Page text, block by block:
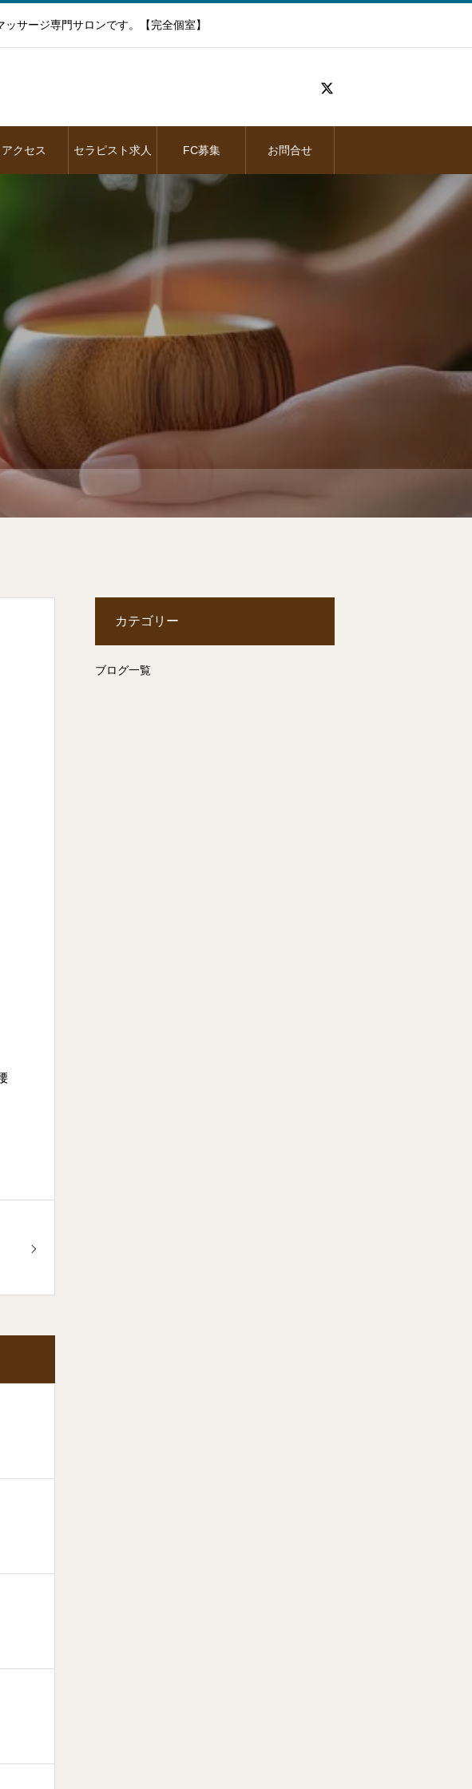
サージ専門サロンです。【完全個室】
アクセス セラピスト求人 FC募集 お問合せ
カテゴリー
ブログ一覧